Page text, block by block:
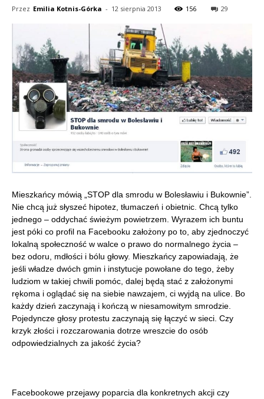
Przez Emilia Kotnis-Górka - 12 sierpnia 2013 156 29
Mieszkańcy mówią „STOP dla smrodu w Bolesławiu i Bukownie”.
Nie chcą już słyszeć hipotez, tłumaczeń i obietnic. Chcą tylko
jednego – oddychać świeżym powietrzem. Wyrazem ich buntu
jest póki co profil na Facebooku założony po to, aby zjednoczyć
lokalną społeczność w walce o prawo do normalnego życia –
bez odoru, mdłości i bólu głowy. Mieszkańcy zapowiadają, że
jeśli władze dwóch gmin i instytucje powołane do tego, żeby
ludziom w takiej chwili pomóc, dalej będą stać z założonymi
rękoma i oglądać się na siebie nawzajem, ci wyjdą na ulice. Bo
każdy dzień zaczynają i kończą w niesamowitym smrodzie.
Pojedyncze głosy protestu zaczynają się łączyć w sieci. Czy
krzyk złości i rozczarowania dotrze wreszcie do osób
odpowiedzialnych za jakość życia?
Facebookowe przejawy poparcia dla konkretnych akcji czy